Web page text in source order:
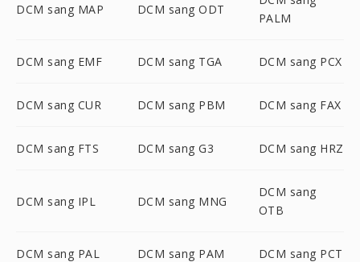
DCM sang MAP DCM sang ODT
PALM
DCM sang EMF DCM sang TGA DCM sang PCX
DCM sang CUR DCM sang PBM DCM sang FAX
DCM sang FTS DCM sang G3 DCM sang HRZ
DCM sang IPL DCM sang MNG
DCM sang
OTB
DCM sang PAL DCM sang PAM DCM sang PCT